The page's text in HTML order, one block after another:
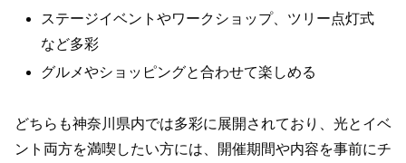
ステージイベントやワークショップ、ツリー点灯式
など多彩
グルメやショッピングと合わせて楽しめる
どちらも神奈川県内では多彩に展開されており、光とイベ
ント両方を満喫したい方には、開催期間や内容を事前にチ